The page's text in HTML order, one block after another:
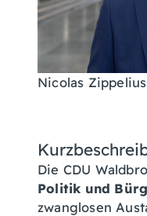
Nicolas
Die CDU
Politik und
zwanglosen